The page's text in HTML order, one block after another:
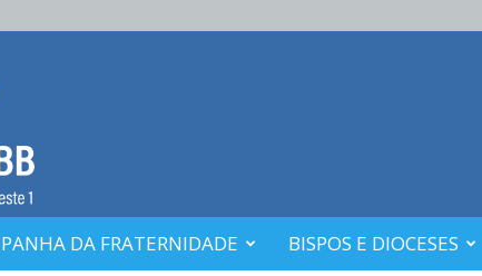
DA FRATERNIDADE BISPOS E DIOCESES